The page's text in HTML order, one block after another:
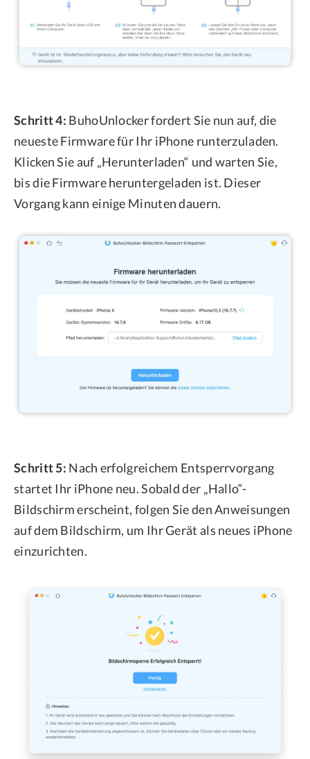
Schritt 4: BuhoUnlocker fordert Sie nun auf, die
neueste Firmware für Ihr iPhone runterzuladen.
Klicken Sie auf „Herunterladen“ und warten Sie,
bis die Firmware heruntergeladen ist. Dieser
Vorgang kann einige Minuten dauern.
Schritt 5: Nach erfolgreichem Entsperrvorgang
startet Ihr iPhone neu. Sobald der „Hallo“-
Bildschirm erscheint, folgen Sie den Anweisungen
auf dem Bildschirm, um Ihr Gerät als neues iPhone
einzurichten.